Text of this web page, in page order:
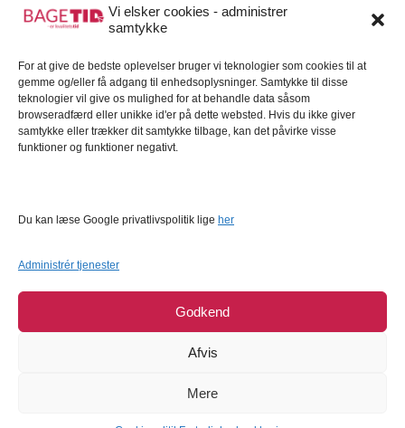
Vi elsker cookies - administrer
samtykke
For at give de bedste oplevelser bruger vi teknologier som cookies til at
gemme og/eller få adgang til enhedsoplysninger. Samtykke til disse
teknologier vil give os mulighed for at behandle data såsom
browseradfærd eller unikke id'er på dette websted. Hvis du ikke giver
samtykke eller trækker dit samtykke tilbage, kan det påvirke visse
funktioner og funktioner negativt.
Du kan læse Google privatlivspolitik lige her
Administrér tjenester
Godkend
Afvis
Mere
Gavekort
Kundeservice
Kundeservice
FAQ – Ofte stillede spørgsmål
Om Bagetid.dk
Se Fødevarestyrelsens smiley-rapporter